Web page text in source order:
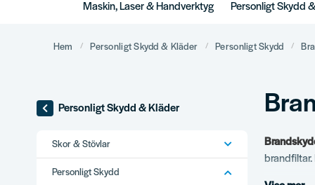
Maskin, Laser & Handverktyg Personligt Skydd
Hem Personligt Skydd & Kläder Personligt Skydd
Personligt Skydd & Kläder
Skor & Stövlar
Personligt Skydd